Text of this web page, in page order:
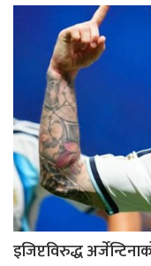
इजिप्टविरुद्ध